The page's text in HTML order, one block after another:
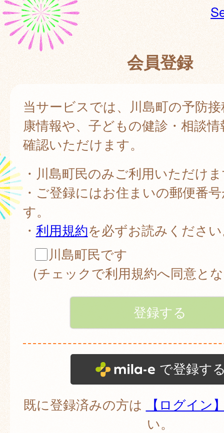
会員登録
当サービスでは、川島町の予防
康情報や、子どもの健診・相談
確認いただけます。
・川島町民のみご利用いただけ
・ご登録にはお住まいの郵便番
す。
・ 利用規約を必ずお読みくださ
川島町民です
(チェックで利用規約へ同意と
で登録す
既に登録済みの方は
【ログイン
い。